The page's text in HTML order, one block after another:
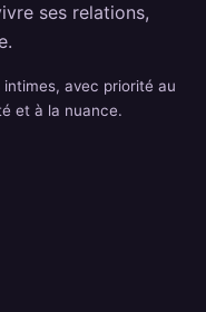
ses relations,
avec priorité au
et à la nuance.